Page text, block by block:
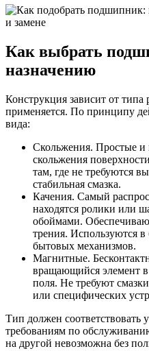
Как выбрать
назначению
Конструкция зависит от
применяется. По принципу
вида:
Скольжения. Простые и
скольжения
там, где не требуются
стабильная смазка.
Качения. Самый
находятся ролики или
обоймами.
трения. Используются
бытовых механизмов.
Магнитные.
вращающийся элемент
поля. Не требуют
или специфических
Тип должен соответствовать
требованиям по
на другой невозможна без